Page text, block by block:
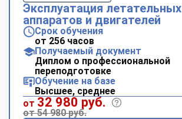
Эксплуатация летательных
аппаратов и двигателей
Срок обучения
от 256 часов
Получаемый документ
Диплом о профессиональной
переподготовке
Обучение на базе
Высшее, среднее
от 32 980 руб.
от 54 980 руб.